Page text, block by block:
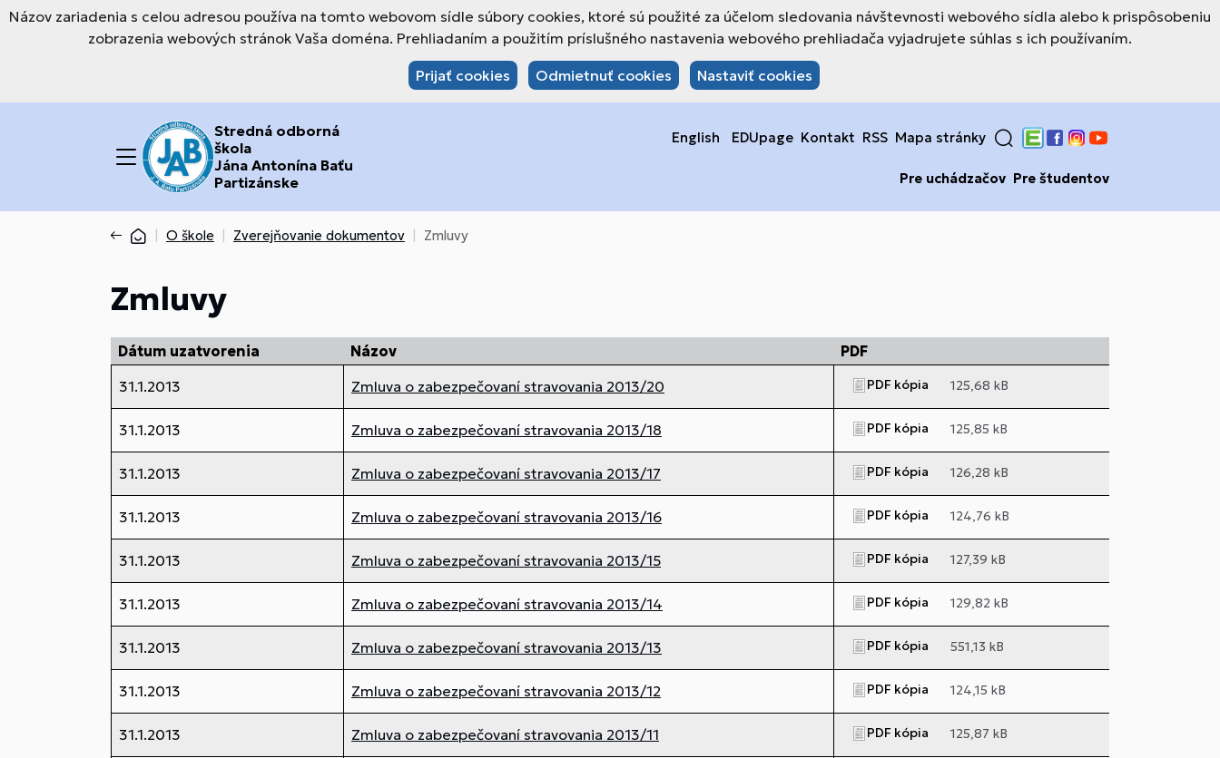
Názov zariadenia s celou adresou používa na tomto webovom sídle súbory cookies, ktoré sú použité za účelom sledovania návštevnosti webového sídla alebo k prispôsobeniu
zobrazenia webových stránok Vaša doména. Prehliadaním a použitím príslušného nastavenia webového prehliadača vyjadrujete súhlas s ich používaním.
Prijať cookies Odmietnuť cookies Nastaviť cookies
Stredná odborná
škola
Jána Antonína Baťu
Partizánske
English EDUpage Kontakt RSS Mapa stránky
Edupage
Facebook
Instagram
YouTube
Pre uchádzačov Pre študentov
O škole Zverejňovanie dokumentov Zmluvy
Zmluvy
Dátum uzatvorenia Názov
PDF
31.1.2013
Zmluva o zabezpečovaní stravovania 2013/20 PDF kópia 125,68 kB
31.1.2013 Zmluva o zabezpečovaní stravovania 2013/18 PDF kópia 125,85 kB
31.1.2013 Zmluva o zabezpečovaní stravovania 2013/17 PDF kópia 126,28 kB
31.1.2013 Zmluva o zabezpečovaní stravovania 2013/16 PDF kópia 124,76 kB
31.1.2013 Zmluva o zabezpečovaní stravovania 2013/15 PDF kópia 127,39 kB
31.1.2013 Zmluva o zabezpečovaní stravovania 2013/14 PDF kópia 129,82 kB
31.1.2013 Zmluva o zabezpečovaní stravovania 2013/13 PDF kópia 551,13 kB
31.1.2013 Zmluva o zabezpečovaní stravovania 2013/12 PDF kópia 124,15 kB
31.1.2013 Zmluva o zabezpečovaní stravovania 2013/11 PDF kópia 125,87 kB